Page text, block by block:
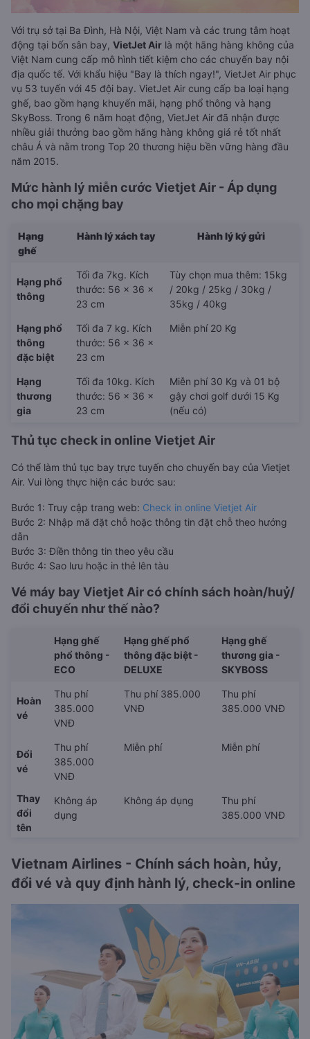
Với trụ sở tại Ba Đình, Hà Nội, Việt Nam và các trung tâm hoạt
động tại bốn sân bay, VietJet Air là một hãng hàng không của
Việt Nam cung cấp mô hình tiết kiệm cho các chuyến bay nội
địa quốc tế. Với khẩu hiệu "Bay là thích ngay!", VietJet Air phục
vụ 53 tuyến với 45 đội bay. VietJet Air cung cấp ba loại hạng
ghế, bao gồm hạng khuyến mãi, hạng phổ thông và hạng
SkyBoss. Trong 6 năm hoạt động, VietJet Air đã nhận được
nhiều giải thưởng bao gồm hãng hàng không giá rẻ tốt nhất
châu Á và nằm trong Top 20 thương hiệu bền vững hàng đầu
năm 2015.
Mức hành lý miễn cước Vietjet Air - Áp dụng
cho mọi chặng bay
Hạng
ghế
Hành lý xách tay Hành lý ký gửi
Hạng phổ
thông
Tối đa 7kg. Kích
thước: 56 x 36 x
23 cm
Tùy chọn mua thêm: 15kg
/ 20kg / 25kg / 30kg /
35kg / 40kg
Hạng phổ
thông
đặc biệt
Tối đa 7 kg. Kích
thước: 56 x 36 x
23 cm
Miễn phí 20 Kg
Hạng
thương
gia
Tối đa 10kg. Kích
thước: 56 x 36 x
23 cm
Miễn phí 30 Kg và 01 bộ
gậy chơi golf dưới 15 Kg
(nếu có)
Thủ tục check in online Vietjet Air
Có thể làm thủ tục bay trực tuyến cho chuyến bay của Vietjet
Air. Vui lòng thực hiện các bước sau:
Bước 1: Truy cập trang web: Check in online Vietjet Air
Bước 2: Nhập mã đặt chỗ hoặc thông tin đặt chỗ theo hướng
dẫn
Bước 3: Điền thông tin theo yêu cầu
Bước 4: Sao lưu hoặc in thẻ lên tàu
Vé máy bay Vietjet Air có chính sách hoàn/huỷ/
đổi chuyến như thế nào?
Hạng ghế
phổ thông -
ECO
Hạng ghế phổ
thông đặc biệt -
DELUXE
Hạng ghế
thương gia -
SKYBOSS
Hoàn
vé
Thu phí
385.000
VNĐ
Thu phí 385.000
VNĐ
Thu phí
385.000 VNĐ
Đổi
vé
Thu phí
385.000
VNĐ
Miễn phí Miễn phí
Thay
đổi
tên
Không áp
dụng
Không áp dụng
Thu phí
385.000 VNĐ
Vietnam Airlines - Chính sách hoàn, hủy,
đổi vé và quy định hành lý, check-in online